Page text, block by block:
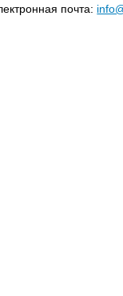
почта: